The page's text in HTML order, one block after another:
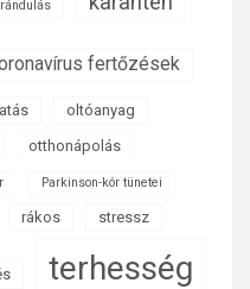
fertőzések
oltóanyag
otthonápolás
Parkinson-kór tünetei
rákos stressz
terhesség